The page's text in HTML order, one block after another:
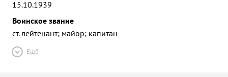
15.10.1939
Воинское звание
ст. лейтенант; майор; капитан
Ещё